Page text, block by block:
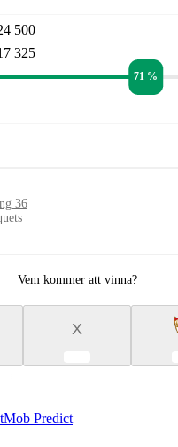
500
325
71 %
36
Vem kommer att vinna?
X
Predict